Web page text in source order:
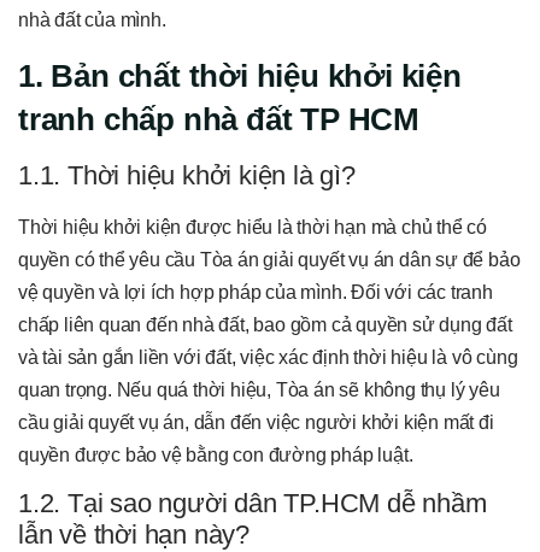
nhà đất của mình.
1. Bản chất thời hiệu khởi kiện
tranh chấp nhà đất TP HCM
1.1. Thời hiệu khởi kiện là gì?
Thời hiệu khởi kiện được hiểu là thời hạn mà chủ thể có
quyền có thể yêu cầu Tòa án giải quyết vụ án dân sự để bảo
vệ quyền và lợi ích hợp pháp của mình. Đối với các tranh
chấp liên quan đến nhà đất, bao gồm cả quyền sử dụng đất
và tài sản gắn liền với đất, việc xác định thời hiệu là vô cùng
quan trọng. Nếu quá thời hiệu, Tòa án sẽ không thụ lý yêu
cầu giải quyết vụ án, dẫn đến việc người khởi kiện mất đi
quyền được bảo vệ bằng con đường pháp luật.
1.2. Tại sao người dân TP.HCM dễ nhầm
lẫn về thời hạn này?